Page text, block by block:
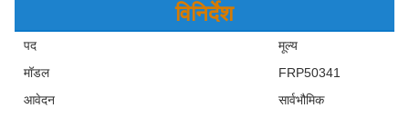
विनिर्देश
पद
मूल्य
मॉडल
FRP50341
आवेदन
सार्वभौमिक